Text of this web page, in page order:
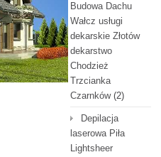
Budowa Dachu
Wałcz usługi
dekarskie Złotów
dekarstwo
Chodzież
Trzcianka
Czarnków(2)
Depilacja
laserowa Piła
Lightsheer